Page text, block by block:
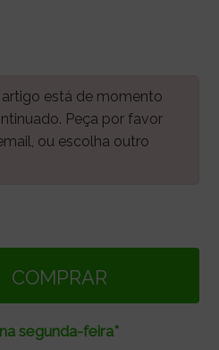
artigo está de momento
Peça por favor
ou escolha outro
na segunda-feira*